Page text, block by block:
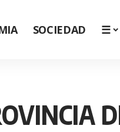
SOCIEDAD ☰